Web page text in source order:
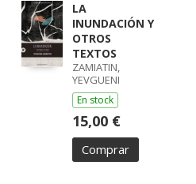
LA
INUNDACIÓN Y
OTROS
TEXTOS
ZAMIATIN,
YEVGUENI
En stock
15,00 €
Comprar